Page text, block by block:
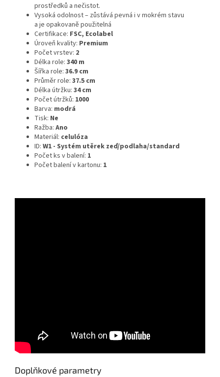
prostředků a nečistot.
Vysoká odolnost – zůstává pevná i v mokrém stavu
a je opakovaně použitelná
Certifikace: FSC, Ecolabel
Úroveň kvality: Premium
Počet vrstev: 2
Délka role: 340 m
Šířka role: 36.9 cm
Průměr role: 37.5 cm
Délka útržku: 34 cm
Počet útržků: 1000
Barva: modrá
Tisk: Ne
Ražba: Ano
Materiál: celulóza
ID: W1 - Systém utěrek zeď/podlaha/standard
Počet ks v balení: 1
Počet balení v kartonu: 1
Doplňkové parametry